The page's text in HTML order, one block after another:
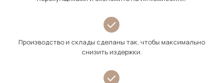
Производство и склады сделаны так, чтобы максимально
снизить издержки.